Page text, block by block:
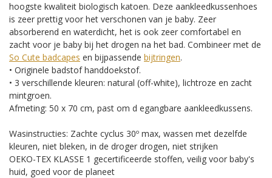
hoogste kwaliteit biologisch katoen. Deze aankleedkussenhoes
is zeer prettig voor het verschonen van je baby. Zeer
absorberend en waterdicht, het is ook zeer comfortabel en
zacht voor je baby bij het drogen na het bad. Combineer met de
So Cute badcapes en bijpassende bijtringen.
• Originele badstof handdoekstof.
• 3 verschillende kleuren: natural (off-white), lichtroze en zacht
mintgroen.
Afmeting: 50 x 70 cm, past om d egangbare aankleedkussens.
Wasinstructies: Zachte cyclus 30º max, wassen met dezelfde
kleuren, niet bleken, in de droger drogen, niet strijken
OEKO-TEX KLASSE 1 gecertificeerde stoffen, veilig voor baby's
huid, goed voor de planeet